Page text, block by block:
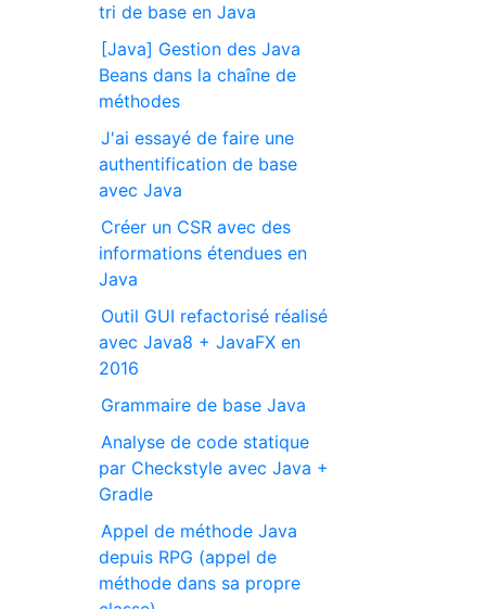
tri de base en Java
[Java] Gestion des Java
Beans dans la chaîne de
méthodes
J'ai essayé de faire une
authentification de base
avec Java
Créer un CSR avec des
informations étendues en
Java
Outil GUI refactorisé réalisé
avec Java8 + JavaFX en
2016
Grammaire de base Java
Analyse de code statique
par Checkstyle avec Java +
Gradle
Appel de méthode Java
depuis RPG (appel de
méthode dans sa propre